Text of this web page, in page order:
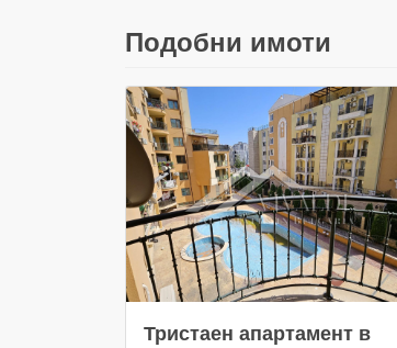
Подобни имоти
Тристаен апартамент в